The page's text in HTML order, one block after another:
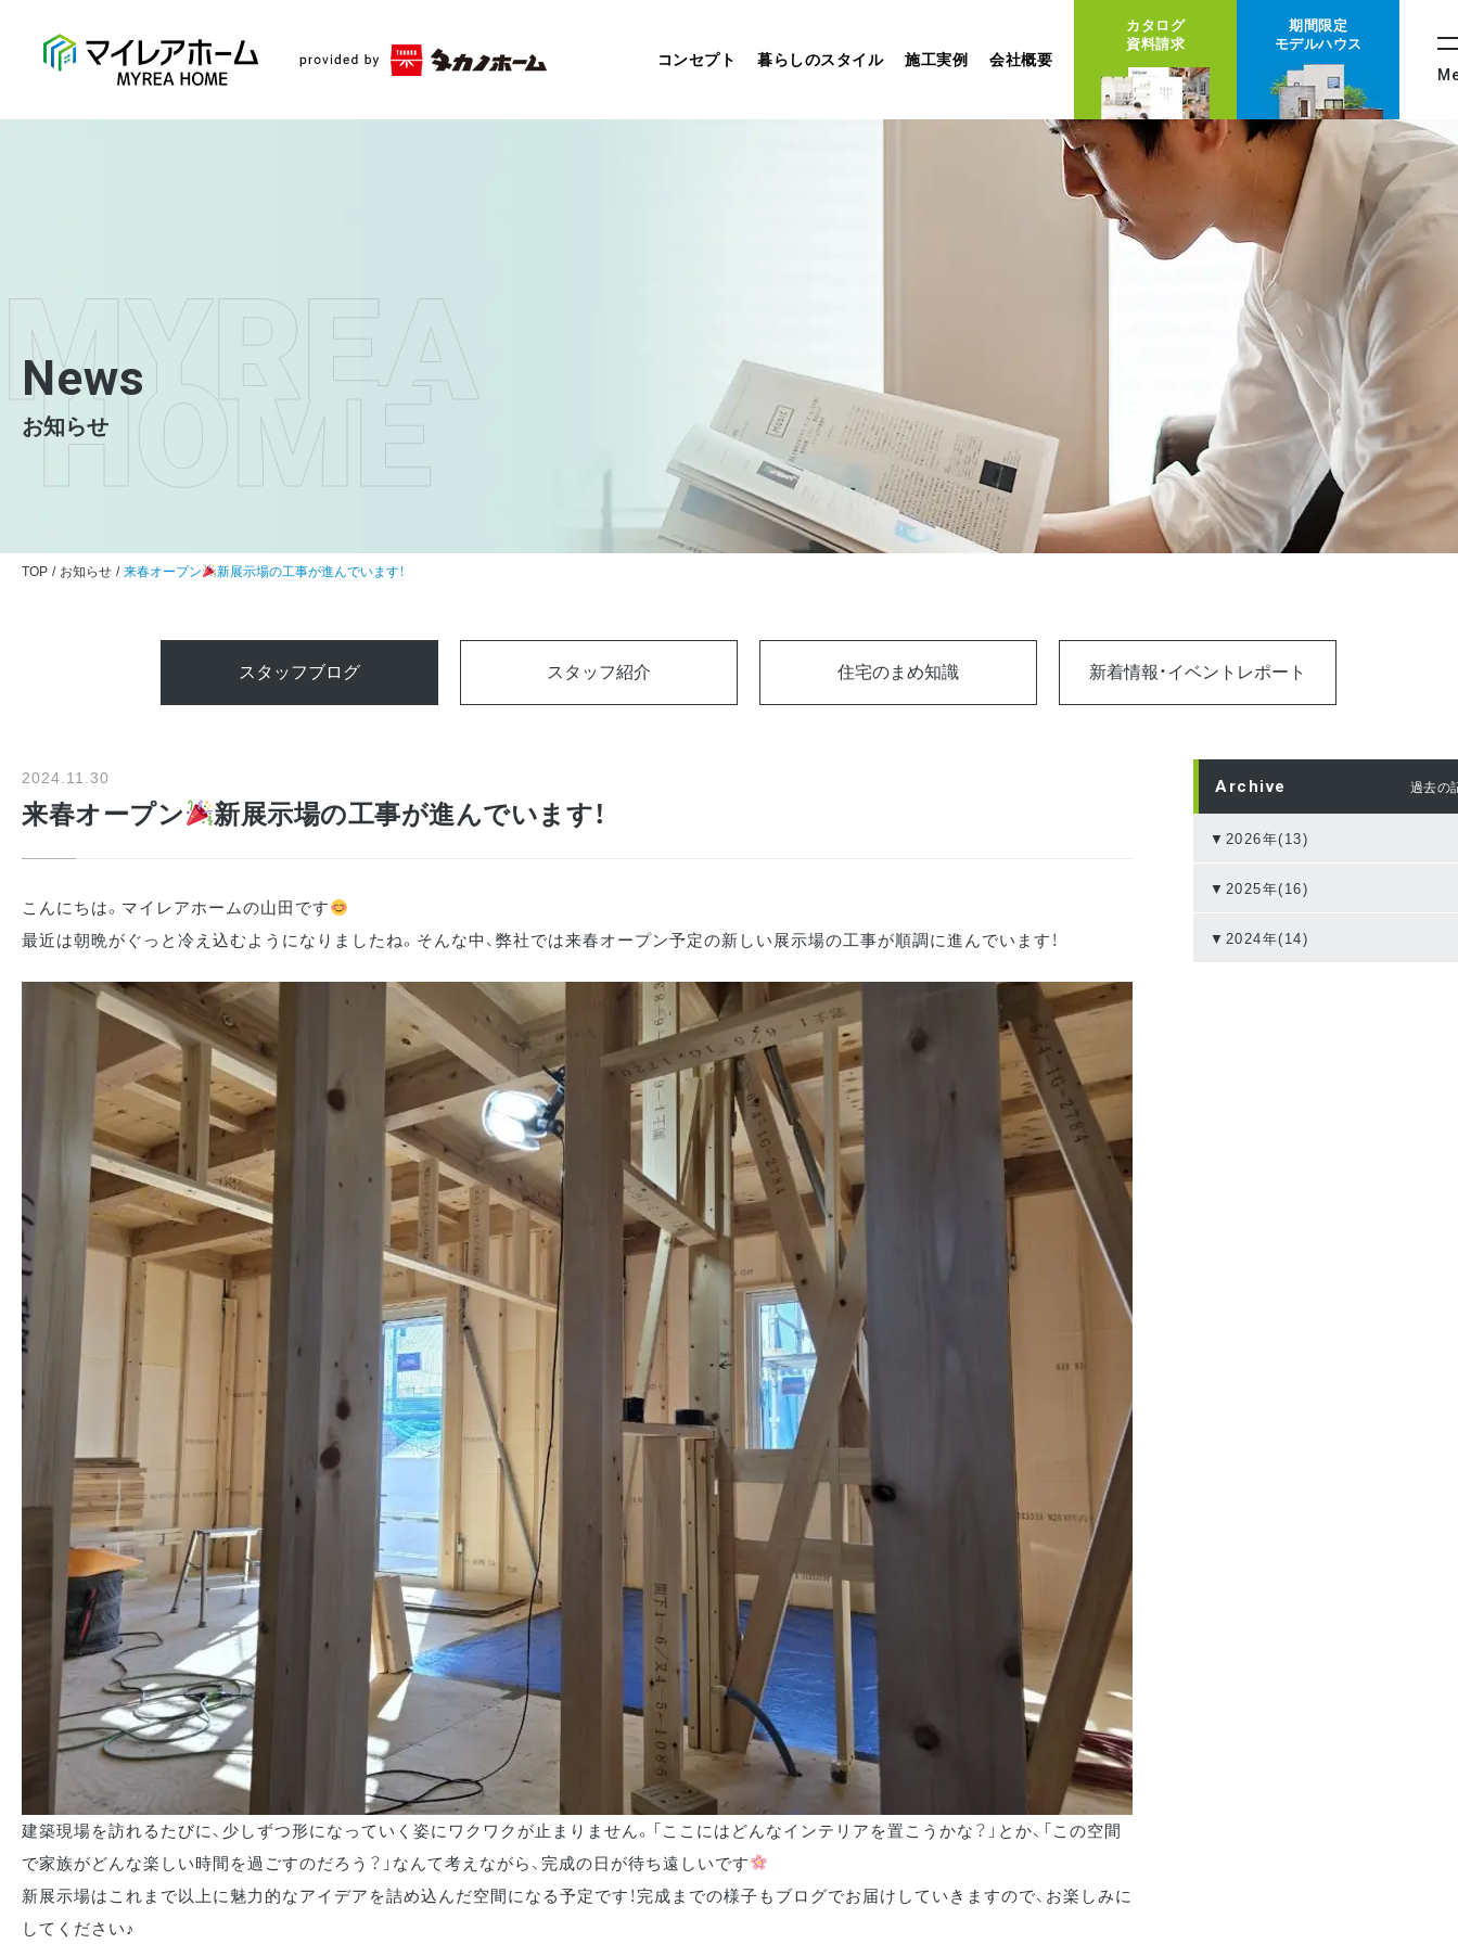
コンセプト 暮らしのスタイル 施工実例 会社概要
カタログ
資料請求
期間限定
モデルハウス
News
お知らせ
TOP お知らせ 来春オープン 新展示場の工事が進んでいます！
スタッフブログ スタッフ紹介 住宅のまめ知識 新着情報・イベントレポート
2024.11.30
来春オープン 新展示場の工事が進んでいます！
こんにちは。マイレアホームの山田です
最近は朝晩がぐっと冷え込むようになりましたね。そんな中、弊社では来春オープン予定の新しい展示場の工事が順調に進んでいます！
建築現場を訪れるたびに、少しずつ形になっていく姿にワクワクが止まりません。「ここにはどんなインテリアを置こうかな？」とか、「この空間
で家族がどんな楽しい時間を過ごすのだろう？」なんて考えながら、完成の日が待ち遠しいです
新展示場はこれまで以上に魅力的なアイデアを詰め込んだ空間になる予定です！完成までの様子もブログでお届けしていきますので、お楽しみに
してください♪
Archive 過去の
▼2026年(13)
▼2025年(16)
▼2024年(14)